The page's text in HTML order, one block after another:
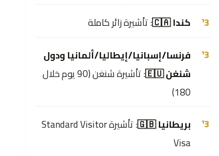
كندا 🇨🇦
: تأشيرة زائر كاملة
فرنسا/إسبانيا/إيطاليا/ألمانيا ودول
شنغن 🇪🇺
: تأشيرة شنغن (90 يوم خلال
180)
بريطانيا 🇬🇧
: تأشيرة Standard Visitor
Visa